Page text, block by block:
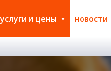
услуги и цены новости